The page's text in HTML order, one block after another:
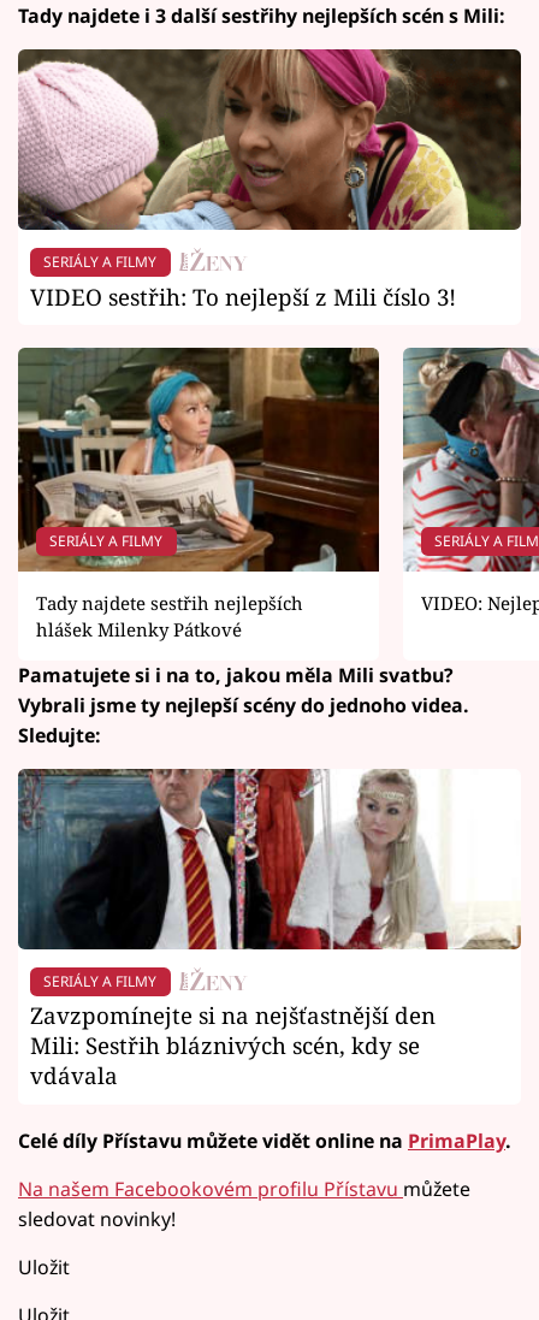
Tady najdete i 3 další sestřihy nejlepších scén s Mili:
SERIÁLY A FILMY
VIDEO sestřih: To nejlepší z Mili číslo 3!
SERIÁLY A FILMY
Tady najdete sestřih nejlepších
hlášek Milenky Pátkové
SERIÁLY A
VIDEO:
Pamatujete si i na to, jakou měla Mili svatbu?
Vybrali jsme ty nejlepší scény do jednoho videa.
Sledujte:
SERIÁLY A FILMY
Zavzpomínejte si na nejšťastnější den
Mili: Sestřih bláznivých scén, kdy se
vdávala
Celé díly Přístavu můžete vidět online na PrimaPlay.
Na našem Facebookovém profilu Přístavu můžete
sledovat novinky!
Uložit